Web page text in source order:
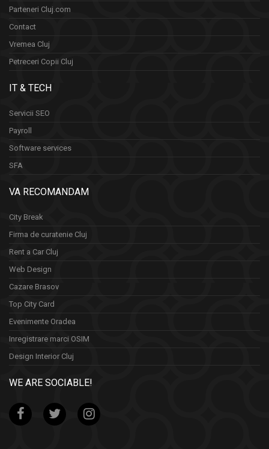
Parteneri Cluj.com
Contact
Vremea Cluj
Petreceri Copii Cluj
IT & TECH
Servicii SEO
Payroll
Software services
SFA
VA RECOMANDAM
City Break
Firma de curatenie Cluj
Rent a Car Cluj
Web Design
Cazare Brasov
Top City Card
Evenimente Oradea
Inregistrare marci OSIM
Design Interior Cluj
WE ARE SOCIABLE!